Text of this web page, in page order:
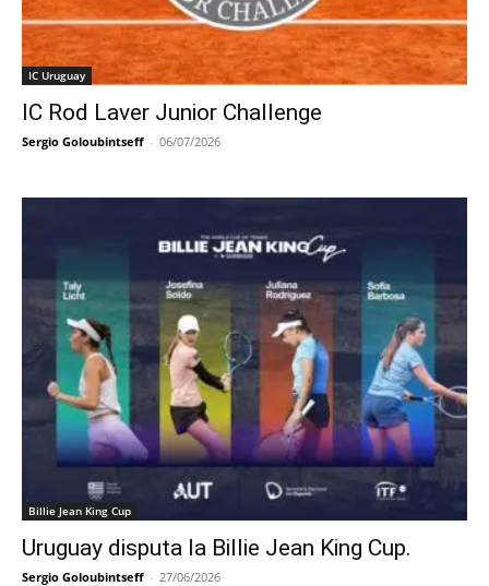
IC Uruguay
IC Rod Laver Junior Challenge
Sergio Goloubintseff - 06/07/2026
Billie Jean King Cup
Uruguay disputa la Billie Jean King Cup.
Sergio Goloubintseff - 27/06/2026